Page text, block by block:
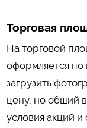
Торговая
На торговой
оформляется
загрузить
цену, но общий
условия акций